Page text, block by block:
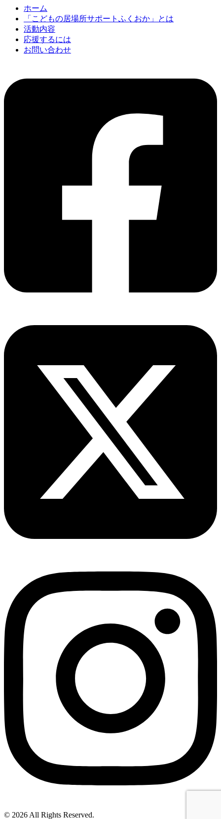
ホーム
「こどもの居場所サポートふくおか」とは
活動内容
応援するには
お問い合わせ
© 2026 All Rights Reserved.